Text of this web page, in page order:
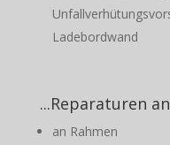
Ladebordwand
...Reparaturen
an Rahmen